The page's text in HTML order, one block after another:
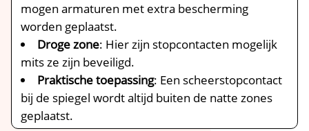
mogen armaturen met extra bescherming
worden geplaatst.​
Droge zone: Hier zijn stopcontacten mogelijk
mits ze zijn beveiligd.​
Praktische toepassing: Een scheerstopcontact
bij de spiegel wordt altijd buiten de natte zones
geplaatst.​